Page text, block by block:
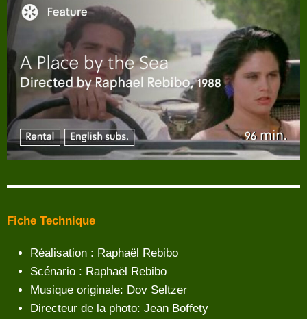
Fiche Technique
Réalisation : Raphaël Rebibo
Scénario : Raphaël Rebibo
Musique originale: Dov Seltzer
Directeur de la photo: Jean Boffety